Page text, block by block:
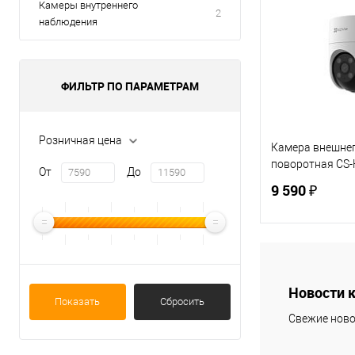
Камеры внутреннего
наблюдения
2
ФИЛЬТР ПО ПАРАМЕТРАМ
Розничная цена
От До
Показать Сбросить
Камера
поворотная
9 590 ₽
Купить в 1
В избранное
Новости
Свежие